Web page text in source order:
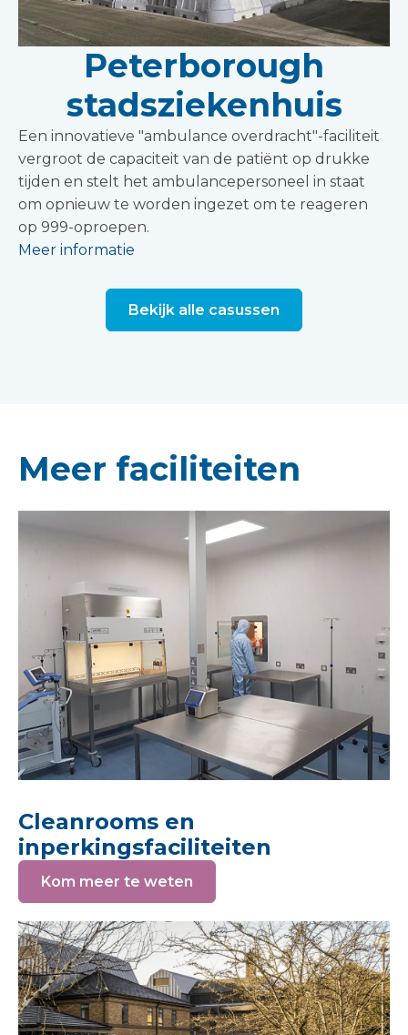
Peterborough
stadsziekenhuis
Een innovatieve "ambulance overdracht"-faciliteit
vergroot de capaciteit van de patiënt op drukke
tijden en stelt het ambulancepersoneel in staat
om opnieuw te worden ingezet om te reageren
op 999-oproepen.
Meer informatie
Bekijk alle casussen
Meer faciliteiten
Cleanrooms en
inperkingsfaciliteiten
Kom meer te weten